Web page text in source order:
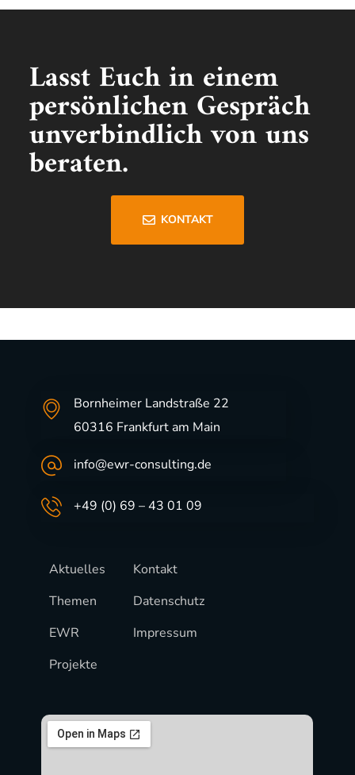
Lasst Euch in einem
persönlichen Gespräch
unverbindlich von uns
beraten.
KONTAKT
Bornheimer Landstraße 22
60316 Frankfurt am Main
info@ewr-consulting.de
+49 (0) 69 – 43 01 09
Aktuelles
Themen
EWR
Projekte
Kontakt
Datenschutz
Impressum